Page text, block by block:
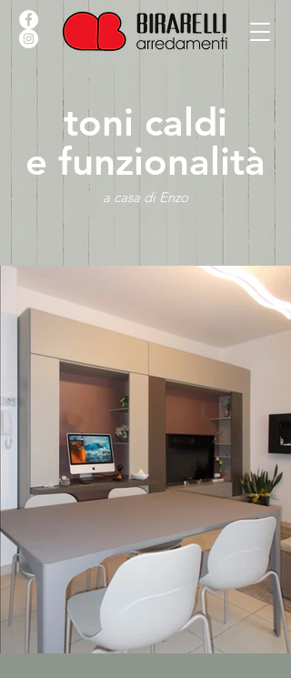
toni caldi
e funzionalità
a casa di Enzo